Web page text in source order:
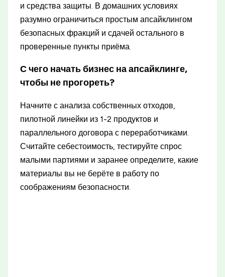
и средства защиты. В домашних условиях
разумно ограничиться простым апсайклингом
безопасных фракций и сдачей остального в
проверенные пункты приёма.
С чего начать бизнес на апсайклинге,
чтобы не прогореть?
Начните с анализа собственных отходов,
пилотной линейки из 1-2 продуктов и
параллельного договора с переработчиками.
Считайте себестоимость, тестируйте спрос
малыми партиями и заранее определите, какие
материалы вы не берёте в работу по
соображениям безопасности.